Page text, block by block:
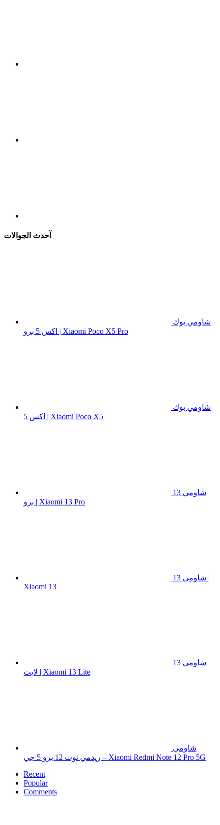
آحدث الجوالات
شاومي بوك
اكس 5 برو | Xiaomi Poco X5 Pro
شاومي بوك
اكس 5 | Xiaomi Poco X5
شاومي 13
برو | Xiaomi 13 Pro
شاومي 13 |
Xiaomi 13
شاومي 13
لايت | Xiaomi 13 Lite
شاومي
ريدمي نوت 12 برو 5 جي – Xiaomi Redmi Note 12 Pro 5G
Recent
Popular
Comments